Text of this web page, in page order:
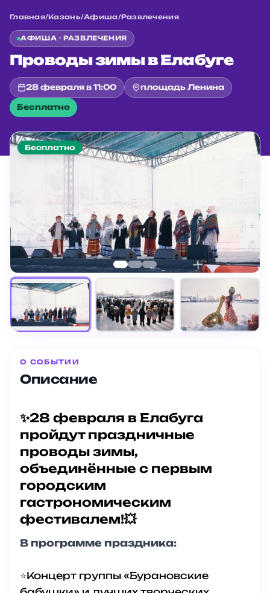
Главная/Казань/Афиша/Развлечения
АФИША ·РАЗВЛЕЧЕНИЯ
Проводы зимы в Елабуге
28 февраля в 11:00 площадь Ленина
Бесплатно
Главная
Проводы зимы в Елабуге
Бесплатно
О СОБЫТИИ
Описание
✨28 февраля в Елабуга
пройдут праздничные
проводы зимы,
объединённые с первым
городским
гастрономическим
фестивалем!💥
В программе праздника:
⭐Концерт группы «Бурановские